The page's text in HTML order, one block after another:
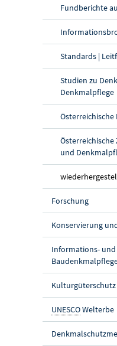
Fundberichte
Standards |
Studien zu
Denkmalpflege
und
Forschung
Konservierung
Informations-
Kulturgüterschutz
UNESCOWelterbe